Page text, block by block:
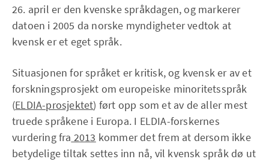
26. april er den kvenske språkdagen, og markerer
datoen i 2005 da norske myndigheter vedtok at
kvensk er et eget språk.
Situasjonen for språket er kritisk, og kvensk er av et
forskningsprosjekt om europeiske minoritetsspråk
(ELDIA-prosjektet) ført opp som et av de aller mest
truede språkene i Europa. I ELDIA-forskernes
vurdering fra 2013 kommer det frem at dersom ikke
betydelige tiltak settes inn nå, vil kvensk språk dø ut